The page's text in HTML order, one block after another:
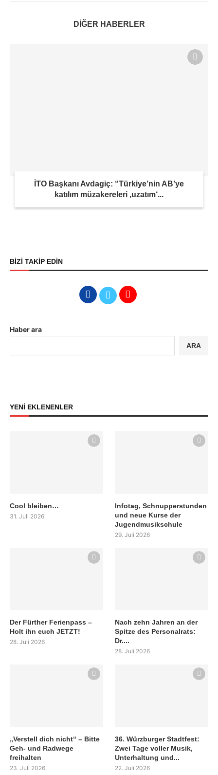
DİĞER HABERLER
İTO Başkanı Avdagiç: “Türkiye’nin AB’ye
katılım müzakereleri ‚uzatım‘...
BİZİ TAKİP EDİN
Haber ara
ARA
YENİ EKLENENLER
Cool bleiben…
31. Juli 2026
Infotag, Schnupperstunden
und neue Kurse der
Jugendmusikschule
29. Juli 2026
Der Fürther Ferienpass –
Holt ihn euch JETZT!
28. Juli 2026
Nach zehn Jahren an der
Spitze des Personalrats:
Dr....
28. Juli 2026
„Verstell dich nicht“ – Bitte
Geh- und Radwege
freihalten
23. Juli 2026
36. Würzburger Stadtfest:
Zwei Tage voller Musik,
Unterhaltung und...
22. Juli 2026